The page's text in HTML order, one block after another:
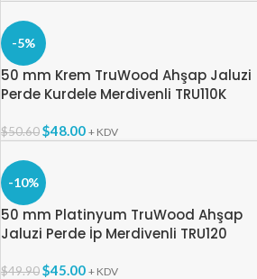
-5%
50 mm Krem TruWood Ahşap Jaluzi
Perde Kurdele Merdivenli TRU110K
$50.60$48.00 + KDV
-10%
50 mm Platinyum TruWood Ahşap
Jaluzi Perde İp Merdivenli TRU120
$49.90$45.00 + KDV